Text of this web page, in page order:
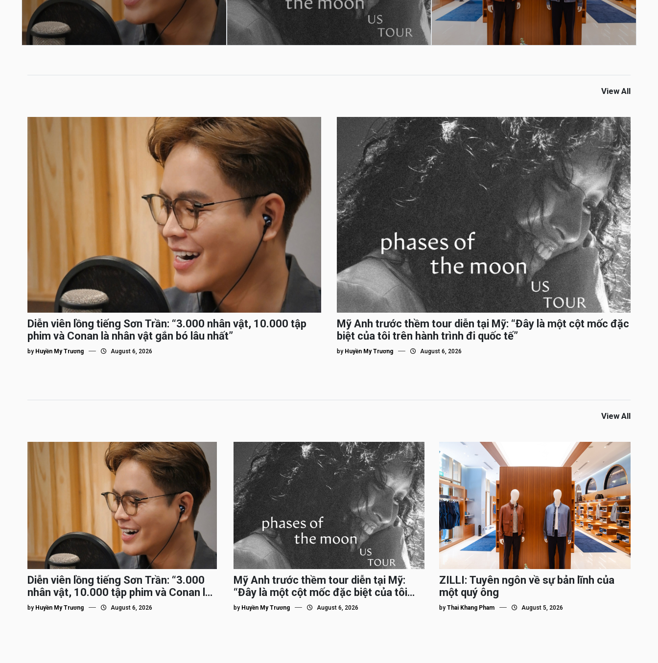
View All
Diễn viên lồng tiếng Sơn Trần: “3.000 nhân vật, 10.000 tập
phim và Conan là nhân vật gắn bó lâu nhất”
by Huyền My Trương August 6, 2026
Mỹ Anh trước thềm tour diễn tại Mỹ: “Đây là một cột mốc đặc
biệt của tôi trên hành trình đi quốc tế”
by Huyền My Trương August 6, 2026
View All
Diễn viên lồng tiếng Sơn Trần: “3.000
nhân vật, 10.000 tập phim và Conan là
nhân vật gắn bó lâu nhất”
by Huyền My Trương August 6, 2026
Mỹ Anh trước thềm tour diễn tại Mỹ:
“Đây là một cột mốc đặc biệt của tôi
trên hành trình đi quốc tế”
by Huyền My Trương August 6, 2026
ZILLI: Tuyên ngôn về sự bản lĩnh của
một quý ông
byThai Khang Pham August 5, 2026